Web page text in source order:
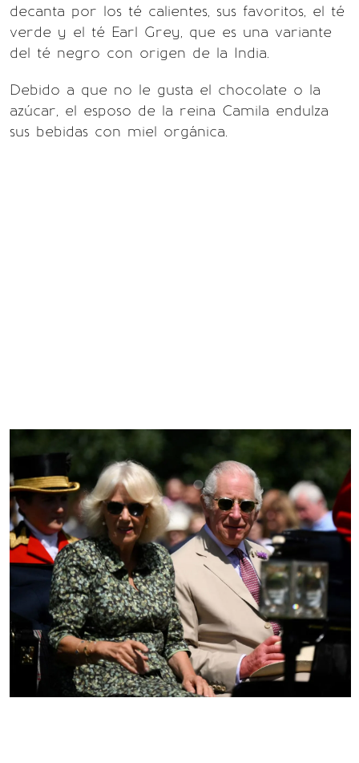
decanta por los té calientes, sus favoritos, el té
verde y el té Earl Grey, que es una variante
del té negro con origen de la India.
Debido a que no le gusta el chocolate o la
azúcar, el esposo de la reina Camila endulza
sus bebidas con miel orgánica.